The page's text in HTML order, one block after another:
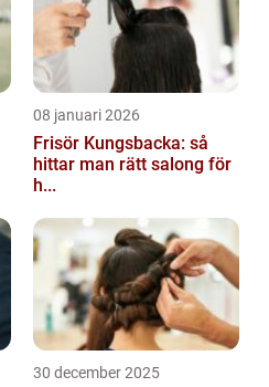
08 januari 2026
Frisör Kungsbacka: så
hittar man rätt salong för
h...
30 december 2025